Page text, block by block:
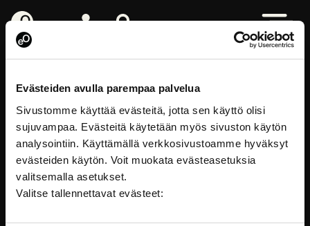
Evästeiden avulla parempaa palvelua
Sivustomme käyttää evästeitä, jotta sen käyttö olisi
sujuvampaa. Evästeitä käytetään myös sivuston käytön
analysointiin. Käyttämällä verkkosivustoamme hyväksyt
evästeiden käytön. Voit muokata evästeasetuksia
valitsemalla asetukset.
Valitse tallennettavat evästeet:
eOppiva - Till startsidan
Logga inSök på webbplatsen Öppna